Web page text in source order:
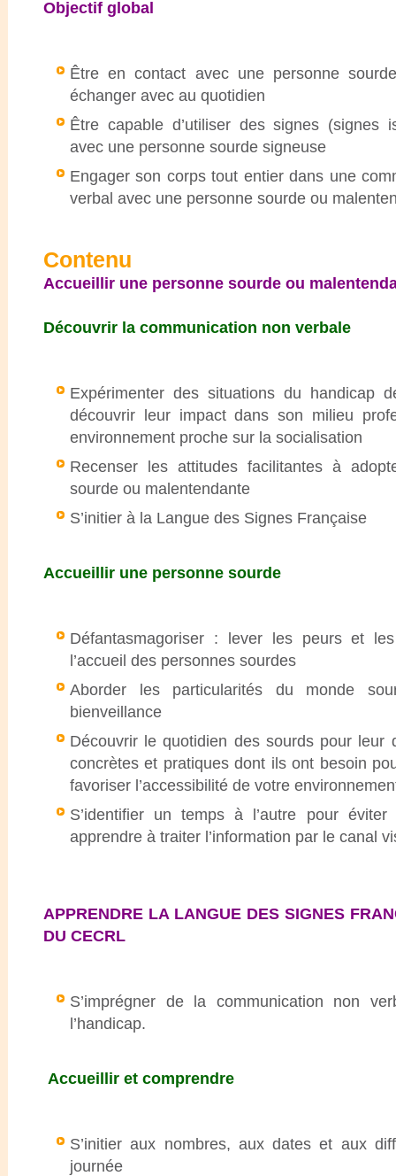
Objectif global
Être en contact avec une personne
échanger avec au quotidien
Être capable d’utiliser des signes (signes
avec une personne sourde signeuse
Engager son corps tout entier dans une
verbal avec une personne sourde ou
Contenu
Accueillir une personne sourde ou
Découvrir la communication non verbale
Expérimenter des situations du handicap
découvrir leur impact dans son milieu
environnement proche sur la socialisation
Recenser les attitudes facilitantes à
sourde ou malentendante
S’initier à la Langue des Signes Française
Accueillir une personne sourde
Défantasmagoriser : lever les peurs et
l’accueil des personnes sourdes
Aborder les particularités du monde
bienveillance
Découvrir le quotidien des sourds pour leur
concrètes et pratiques dont ils ont besoin
favoriser l’accessibilité de votre
S’identifier un temps à l’autre pour
apprendre à traiter l’information par le canal
APPRENDRE LA LANGUE DES SIGNES
DU CECRL
S’imprégner de la communication non
l’handicap.
Accueillir et comprendre
S’initier aux nombres, aux dates et aux
journée